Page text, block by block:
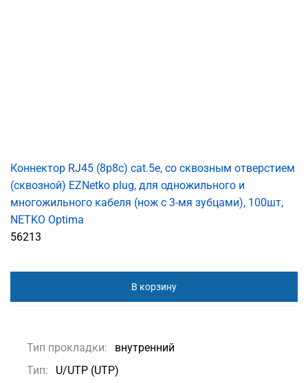
Коннектор RJ45 (8p8c) cat.5е, со сквозным отверстием
(сквозной) EZNetko plug, для одножильного и
многожильного кабеля (нож с 3-мя зубцами), 100шт,
NETKO Optima
56213
В корзину
Тип прокладки:
внутренний
Тип:
U/UTP (UTP)